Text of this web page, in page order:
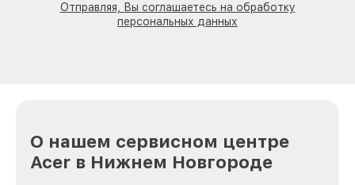
Отправляя, Вы соглашаетесь на обработку
персональных данных
О нашем сервисном центре
Acer в Нижнем Новгороде